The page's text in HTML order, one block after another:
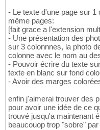
- Le texte d'une page sur
même pages:
[fait grace a l'extension
- Une présentation des
sur 3 colonnnes, la photo
colonne avec le nom au
- Pouvoir écrire du texte
texte en blanc sur fond
- Avoir des marges
enfin j'aimerai trouver des
pour avoir une idée de ce
trouvé jusqu'a maintenant
beaucouop trop "sobre"